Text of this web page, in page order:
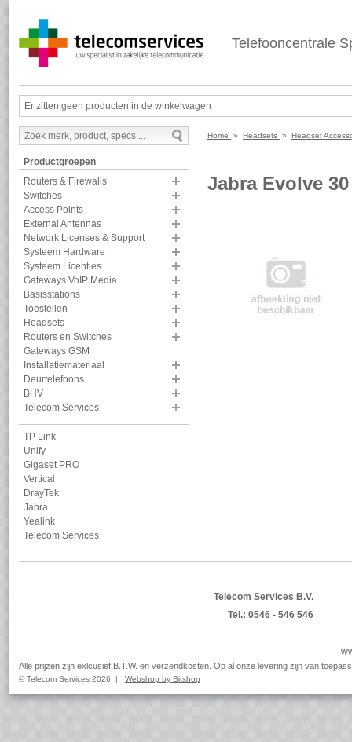
Telefooncentrale
Er zitten geen producten in de winkelwagen
Productgroepen
Routers & Firewalls
Switches
Access Points
External Antennas
Network Licenses & Support
Systeem Hardware
Systeem Licenties
Gateways VoIP Media
Basisstations
Toestellen
Headsets
Routers en Switches
Gateways GSM
Installatiemateriaal
Deurtelefoons
BHV
Telecom Services
TP Link
Unify
Gigaset PRO
Vertical
DrayTek
Jabra
Yealink
Telecom Services
Home » Headsets » Headset
Jabra Evolve
Telecom Services B.V.
Tel.: 0546 - 546 546
Alle prijzen zijn exlcusief B.T.W. en verzendkosten. Op al onze levering zijn van
© Telecom Services 2026 | Webshop by Bitshop